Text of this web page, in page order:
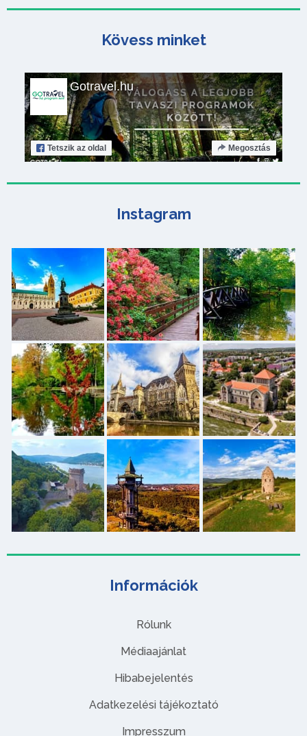
Információk
Rólunk
Médiaajánlat
Hibabejelentés
Adatkezelési tájékoztató
Impresszum
Kövess minket
Gotravel.hu
Tetszik az oldal Megosztás
Instagram